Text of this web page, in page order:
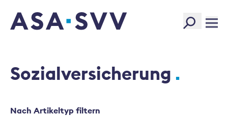
SVV Logo
Sozialversicherung
Nach Artikeltyp filtern